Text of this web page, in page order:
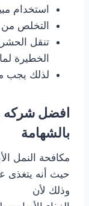
استخدام
التخلص من
تنقل
الخطيرة
لذلك يجب
افضل شركه
بالشهامة
مكافحة النمل
حيث أنه يتغذى
وذلك لأن